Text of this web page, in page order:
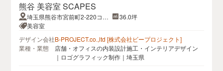
熊谷 美容室 SCAPES
埼玉県熊谷市宮前町2-220コー
エー宮前町ビル１階
36.0坪
美容室
デザイン会社B-PROJECT.co.,ltd [株式会社ビープロジェクト]
業種・業態
店舗・オフィスの内装設計施工・インテリアデザイン
｜ロゴグラフィック制作｜埼玉県